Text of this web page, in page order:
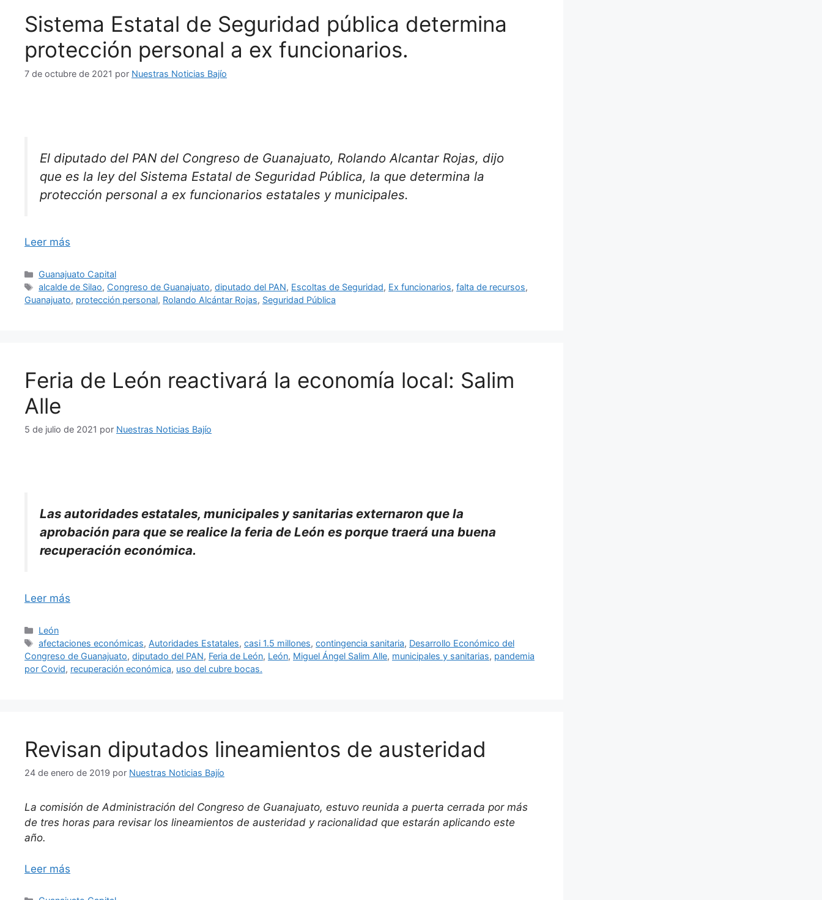
Sistema Estatal de Seguridad pública determina
protección personal a ex funcionarios.
7 de octubre de 2021 por Nuestras Noticias Bajío
El diputado del PAN del Congreso de Guanajuato, Rolando Alcantar Rojas, dijo
que es la ley del Sistema Estatal de Seguridad Pública, la que determina la
protección personal a ex funcionarios estatales y municipales.
Leer más
Categorías
Guanajuato Capital
Etiquetas
alcalde de Silao, Congreso de Guanajuato,diputado del PAN, Escoltas de Seguridad, Ex funcionarios,falta de recursos,
Guanajuato, protección personal, Rolando Alcántar Rojas, Seguridad Pública
Feria de León reactivará la economía local: Salim
Alle
5 de julio de 2021 por Nuestras Noticias Bajío
Las autoridades estatales, municipales y sanitarias externaron que la
aprobación para que se realice la feria de León es porque traerá una buena
recuperación económica.
Leer más
Categorías
León
Etiquetas
afectaciones económicas, Autoridades Estatales,casi 1.5 millones,contingencia sanitaria, Desarrollo Económico del
Congreso de Guanajuato, diputado del PAN, Feria de León, León, Miguel Ángel Salim Alle, municipales y sanitarias, pandemia
por Covid, recuperación económica, uso del cubre bocas.
Revisan diputados lineamientos de austeridad
24 de enero de 2019 por Nuestras Noticias Bajío
La comisión de Administración del Congreso de Guanajuato, estuvo reunida a puerta cerrada por más
de tres horas para revisar los lineamientos de austeridad y racionalidad que estarán aplicando este
año.
Leer más